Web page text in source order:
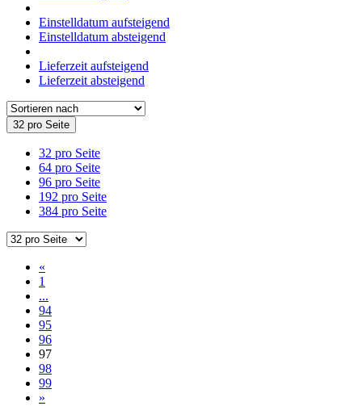
Einstelldatum aufsteigend
Einstelldatum absteigend
Lieferzeit aufsteigend
Lieferzeit absteigend
32 pro Seite
32 pro Seite
64 pro Seite
96 pro Seite
192 pro Seite
384 pro Seite
«
1
...
94
95
96
97
98
99
»